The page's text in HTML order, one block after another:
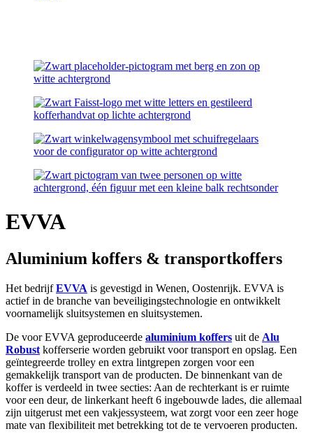
EVVA
Aluminium koffers & transportkoffers
Het bedrijfEVVA is gevestigd in Wenen, Oostenrijk. EVVA is
actief in de branche van beveiligingstechnologie en ontwikkelt
voornamelijk sluitsystemen en sluitsystemen.
De voor EVVA geproduceerde aluminium koffers uit de Alu
Robust kofferserie worden gebruikt voor transport en opslag. Een
geïntegreerde trolley en extra lintgrepen zorgen voor een
gemakkelijk transport van de producten. De binnenkant van de
koffer is verdeeld in twee secties: Aan de rechterkant is er ruimte
voor een deur, de linkerkant heeft 6 ingebouwde lades, die allemaal
zijn uitgerust met een vakjessysteem, wat zorgt voor een zeer hoge
mate van flexibiliteit met betrekking tot de te vervoeren producten.